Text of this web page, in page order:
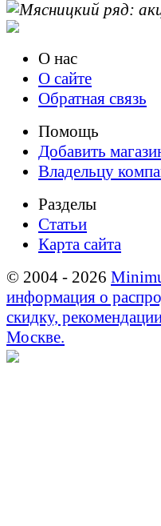
О нас
О сайте
Обратная связь
Помощь
Добавить
Владельцу
Разделы
Статьи
Карта сайта
© 2004 - 2026
информация о
скидку,
Москве.